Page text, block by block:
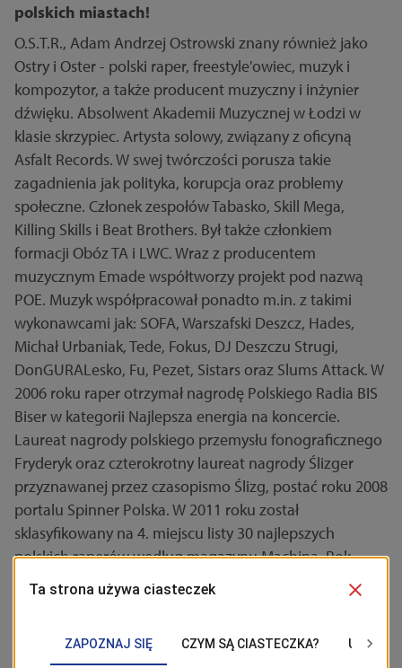
polskich miastach!
O.S.T.R., Adam Andrzej Ostrowski znany również jako
Ostry i Oster - polski raper, freestyle'owiec, muzyk i
kompozytor, a także producent muzyczny i inżynier
dźwięku. Absolwent Akademii Muzycznej w Łodzi w
klasie skrzypiec. Artysta solowy, związany z oficyną
Asfalt Records. W swej twórczości porusza takie
zagadnienia jak polityka, korupcja oraz problemy
społeczne. Członek zespołów Tabasko, Skill Mega,
Killing Skills i Beat Brothers. Był także członkiem
formacji Obóz TA i LWC. Wraz z producentem
muzycznym Emade współtworzy projekt pod nazwą
POE. Muzyk współpracował ponadto m.in. z takimi
wykonawcami jak: SOFA, Warszafski Deszcz, Hades,
Michał Urbaniak, Tede, Fokus, DJ Deszczu Strugi,
DonGURALesko, Fu, Pezet, Sistars oraz Slums Attack. W
2006 roku raper otrzymał nagrodę Polskiego Radia BIS
Biser w kategorii Najlepsza energia na koncercie.
Laureat nagrody polskiego przemysłu fonograficznego
Fryderyk oraz czterokrotny laureat nagrody Ślizger
przyznawanej przez czasopismo Ślizg, postać roku 2008
portalu Spinner Polska. W 2011 roku został
sklasyfikowany na 4. miejscu listy 30 najlepszych
polskich raperów według magazynu Machina. Rok
później w kolejnym rankingu tegoż pisma został
wybrany najlepszym polskim producentem hip-
Dekady w Plebiscycie WuDoo i Hip-hop.pl.